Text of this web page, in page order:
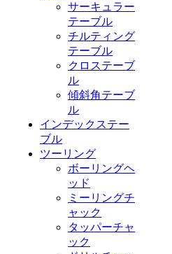
サーキュラー
テーブル
チルティング
テーブル
クロステーブ
ル
傾斜角テーブ
ル
インデックステー
ブル
ツーリング
ボーリングヘ
ッド
ミーリングチ
ャック
タッパーチャ
ック